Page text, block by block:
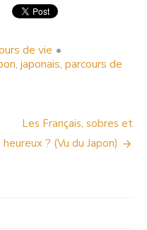
de vie •
, japonais, parcours de
Les Français, sobres et
heureux ? (Vu du Japon)